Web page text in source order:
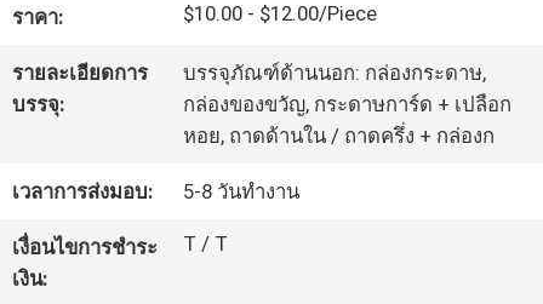
ทัวร์
โรงงาน
ควบคุม
คุณภาพ
ราคา: $10.00 - $12.00/Piece
รายละเอียดการ
บรรจุ:
บรรจุภัณฑ์ด้านนอก: กล่องกระดาษ,
กล่องของขวัญ, กระดาษการ์ด + เปลือก
หอย, ถาดด้านใน / ถาดครึ่ง + กล่องก
เวลาการส่งมอบ: 5-8 วันทำงาน
เงื่อนไขการชำระ
เงิน:
T / T